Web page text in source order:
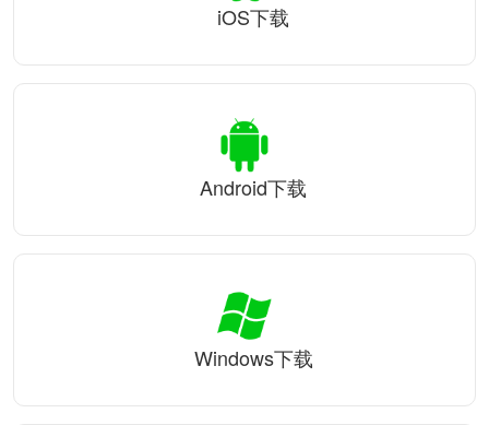
iOS下载
Android下载
Windows下载